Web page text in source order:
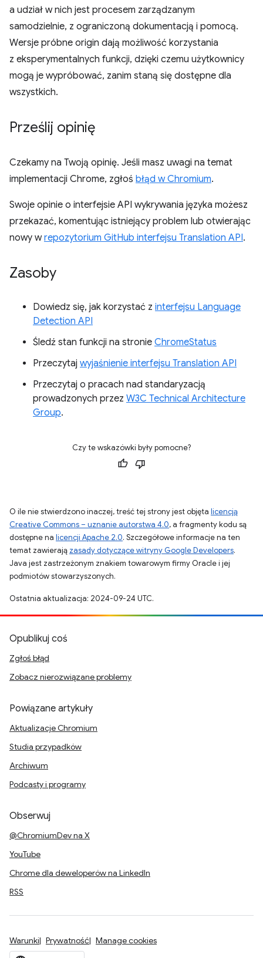
a udział w nich jest procesem zarządzanym
samodzielnie, z ograniczoną dokumentacją i pomocą.
Wersje próbne origin dają możliwość korzystania
z eksperymentalnych funkcji, dzięki czemu użytkownicy
mogą je wypróbować, zanim staną się dostępne dla
wszystkich.
Prześlij opinię
Czekamy na Twoją opinię. Jeśli masz uwagi na temat
implementacji Chrome, zgłoś błąd w Chromium.
Swoje opinie o interfejsie API wykrywania języka możesz
przekazać, komentując istniejący problem lub otwierając
nowy wrepozytorium GitHub interfejsu Translation API.
Zasoby
Dowiedz się, jak korzystać z interfejsu Language
Detection API
Śledź stan funkcji na stronie ChromeStatus
Przeczytaj wyjaśnienie interfejsu Translation API
Przeczytaj o pracach nad standaryzacją
prowadzonych przez W3C Technical Architecture
Group.
Czy te wskazówki były pomocne?
O ile nie stwierdzono inaczej, treść tej strony jest objęta licencją
Creative Commons – uznanie autorstwa 4.0, a fragmenty kodu są
dostępne na licencji Apache 2.0. Szczegółowe informacje na ten
temat zawierają zasady dotyczące witryny Google Developers.
Java jest zastrzeżonym znakiem towarowym firmy Oracle i jej
podmiotów stowarzyszonych.
Ostatnia aktualizacja: 2024-09-24 UTC.
Opublikuj coś
Zgłoś błąd
Zobacz nierozwiązane problemy
Powiązane artykuły
Aktualizacje Chromium
Studia przypadków
Archiwum
Podcasty i programy
Obserwuj
@ChromiumDev na X
YouTube
Chrome dla deweloperów na LinkedIn
RSS
Warunki Prywatność Manage cookies